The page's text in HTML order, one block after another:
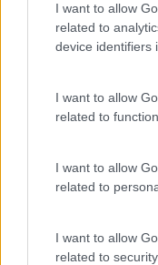
I want to allow
related to
device identifiers
I want to allow
related to
I want to allow
related to
I want to allow
related to